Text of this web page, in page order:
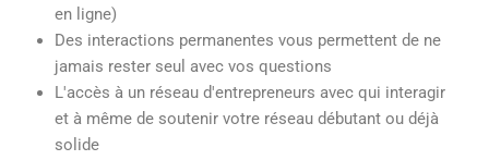
en ligne)
Des interactions permanentes vous permettent de ne
jamais rester seul avec vos questions
L'accès à un réseau d'entrepreneurs avec qui interagir
et à même de soutenir votre réseau débutant ou déjà
solide